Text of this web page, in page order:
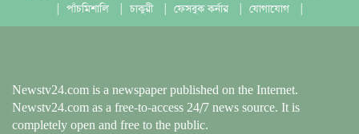
পাঁচমিশালি চাকুরী ফেসবুক কর্নার যোগাযোগ
Newstv24.com is a newspaper published on the Internet.
Newstv24.com as a free-to-access 24/7 news source. It is
completely open and free to the public.